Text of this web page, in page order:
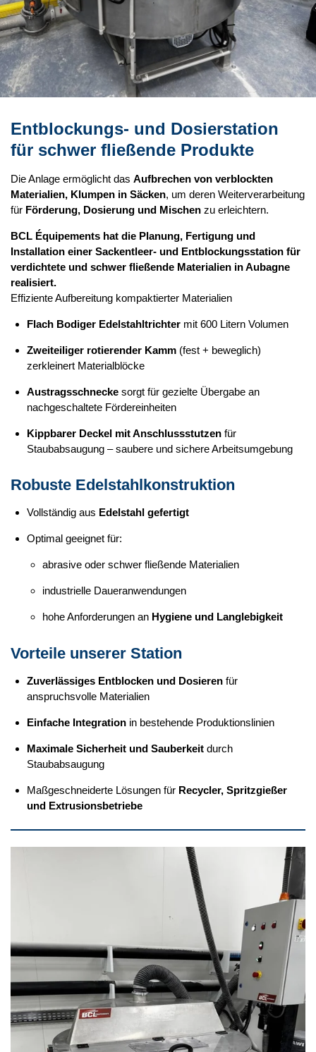
Entblockungs- und Dosierstation
für schwer fließende Produkte
Die Anlage ermöglicht das Aufbrechen von verblockten
Materialien, Klumpen in Säcken, um deren Weiterverarbeitung
für Förderung, Dosierung und Mischen zu erleichtern.
BCL Équipements hat die Planung, Fertigung und
Installation einer Sackentleer- und Entblockungsstation für
verdichtete und schwer fließende Materialien in Aubagne
realisiert.
Effiziente Aufbereitung kompaktierter Materialien
Flach Bodiger Edelstahltrichtermit 600 Litern Volumen
Zweiteiliger rotierender Kamm(fest + beweglich)
zerkleinert Materialblöcke
Austragsschneckesorgt für gezielte Übergabe an
nachgeschaltete Fördereinheiten
Kippbarer Deckel mit Anschlussstutzenfür
Staubabsaugung – saubere und sichere Arbeitsumgebung
Robuste Edelstahlkonstruktion
Vollständig aus Edelstahl gefertigt
Optimal geeignet für:
abrasive oder schwer fließende Materialien
industrielle Daueranwendungen
hohe Anforderungen an Hygiene und Langlebigkeit
Vorteile unserer Station
Zuverlässiges Entblocken und Dosierenfür
anspruchsvolle Materialien
Einfache Integrationin bestehende Produktionslinien
Maximale Sicherheit und Sauberkeitdurch
Staubabsaugung
Maßgeschneiderte Lösungen für Recycler, Spritzgießer
und Extrusionsbetriebe